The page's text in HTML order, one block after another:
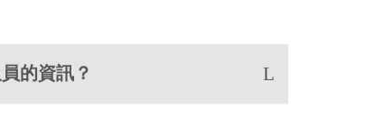
的資訊？